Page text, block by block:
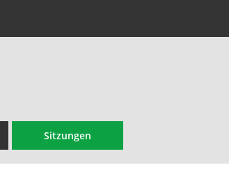
Sitzungen